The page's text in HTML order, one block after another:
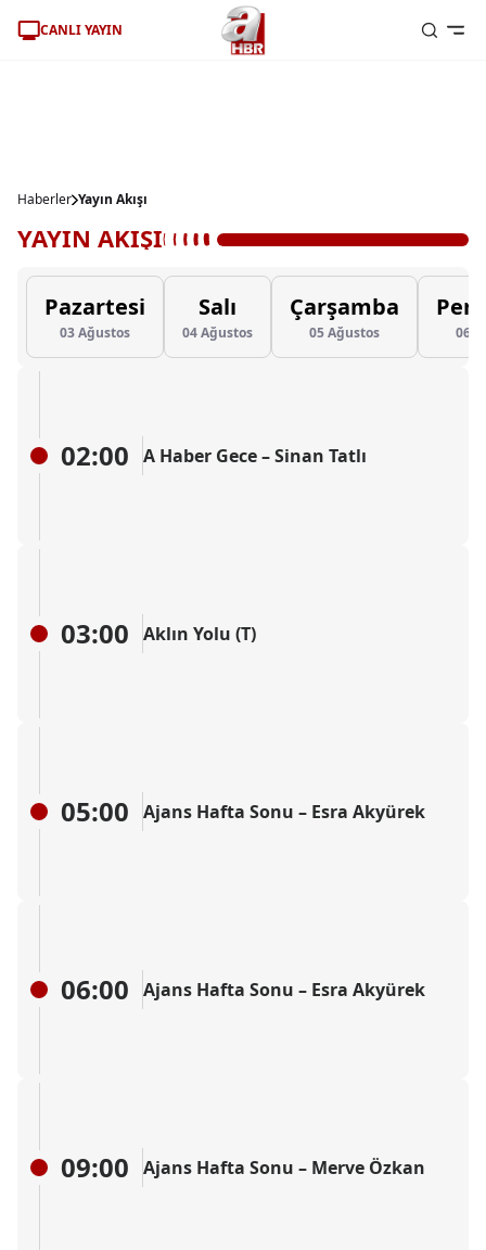
CANLI YAYIN
Haberler Yayın Akışı
YAYIN AKIŞI
Pazartesi
03 Ağustos
Salı
04 Ağustos
Çarşamba
05 Ağustos 06
02:00 A Haber Gece – Sinan Tatlı
03:00 Aklın Yolu (T)
05:00 Ajans Hafta Sonu – Esra Akyürek
06:00 Ajans Hafta Sonu – Esra Akyürek
09:00 Ajans Hafta Sonu – Merve Özkan